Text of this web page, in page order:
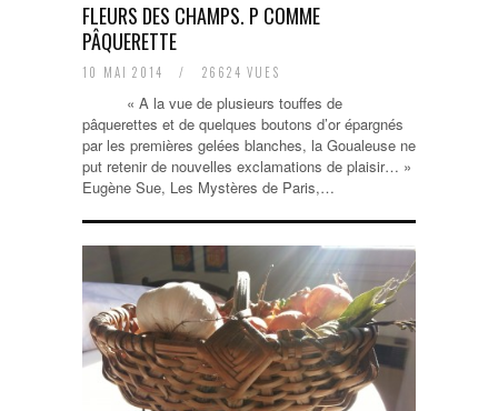
FLEURS DES CHAMPS. P COMME
PÂQUERETTE
10 MAI 2014 / 26624 VUES
« A la vue de plusieurs touffes de
pâquerettes et de quelques boutons d’or épargnés
par les premières gelées blanches, la Goualeuse ne
put retenir de nouvelles exclamations de plaisir… »
Eugène Sue, Les Mystères de Paris,…